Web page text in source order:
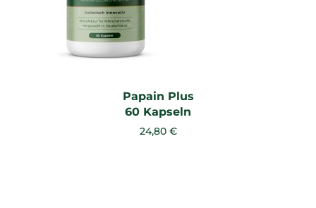
Papain Plus
60 Kapseln
24,80 €